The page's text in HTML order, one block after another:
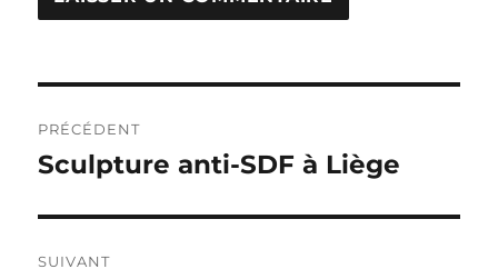
de
PRÉCÉDENT
Publication
Sculpture anti-SDF à Liège
SUIVANT